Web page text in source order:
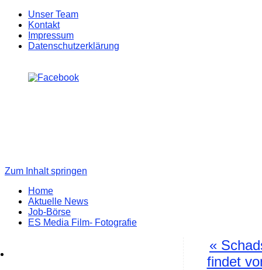
Unser Team
Kontakt
Impressum
Datenschutzerklärung
Zum Inhalt springen
Home
Aktuelle News
Job-Börse
ES Media Film- Fotografie
«
findet